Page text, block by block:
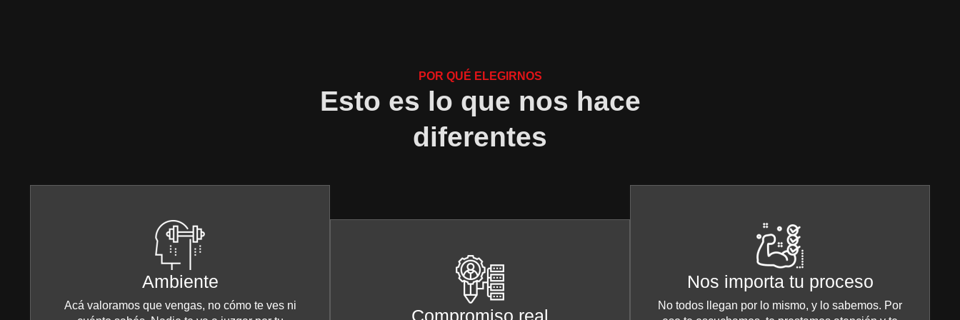
POR QUÉ ELEGIRNOS
Esto es lo que nos hace
diferentes
Ambiente
Acá valoramos que vengas, no cómo te ves ni
Compromiso real
Nos importa tu proceso
No todos llegan por lo mismo, y lo sabemos. Por